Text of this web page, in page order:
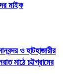
মাইক
ও হাটহাজারীর
মাঠে চট্টগ্রামের